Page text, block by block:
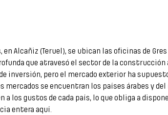
en Alcañiz (Teruel), se ubican las oficinas
que atravesó el sector de la
inversión, pero el mercado exterior ha
se encuentran los países árabes y
los gustos de cada país, lo que obliga a
entera aquí.